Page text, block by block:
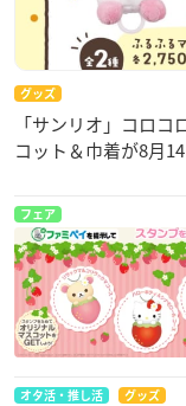
グッズ
「サンリオ」コロ
コット＆巾着が8月
フェア
オタ活・推し活 グッズ